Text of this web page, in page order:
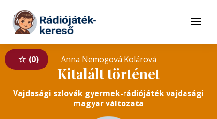
Tovább a tartalomhoz
Menü
0 Anna Nemogová Kolárová
Kitalált történet
Vajdasági szlovák gyermek-rádiójáték vajdasági
magyar változata